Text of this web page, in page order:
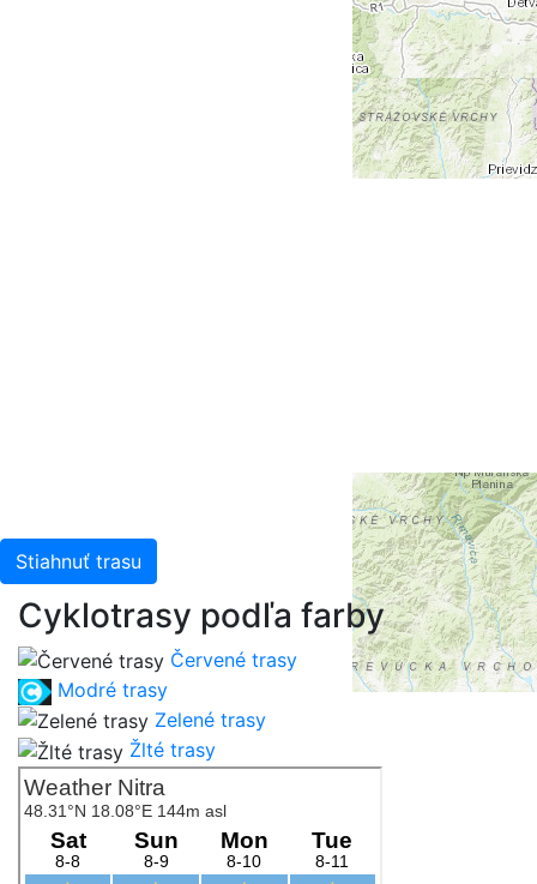
Stiahnuť trasu
Cyklotrasy podľa farby
Červené trasy
Modré trasy
Zelené trasy
Žlté trasy